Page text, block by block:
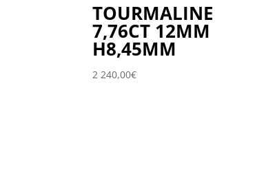
TOURMALINE
7,76CT 12MM
H8,45MM
2 240,00€